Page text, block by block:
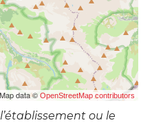
data © OpenStreetMap contributors
ou le